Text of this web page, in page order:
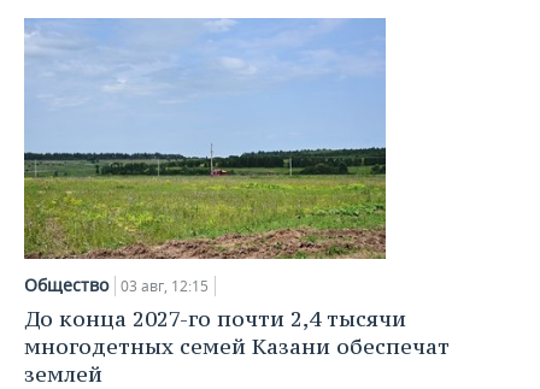
ВОЛЕЙБОЛ
КИБЕРСПОРТ
ВОДНЫЕ ВИДЫ СПОРТА
ХОККЕЙ С МЯЧОМ
ИСТОРИЯ
КУЛЬТУРА
ОБРАЗОВАНИЕ
ПРОИСШЕСТВИЯ
СПИСОК ПЕРСОН
СПИСОК КОМПАНИЙ
ПОЛНАЯ ВЕРСИЯ
Общество 03 авг, 12:15
До конца 2027-го почти 2,4 тысячи
многодетных семей Казани обеспечат
землей